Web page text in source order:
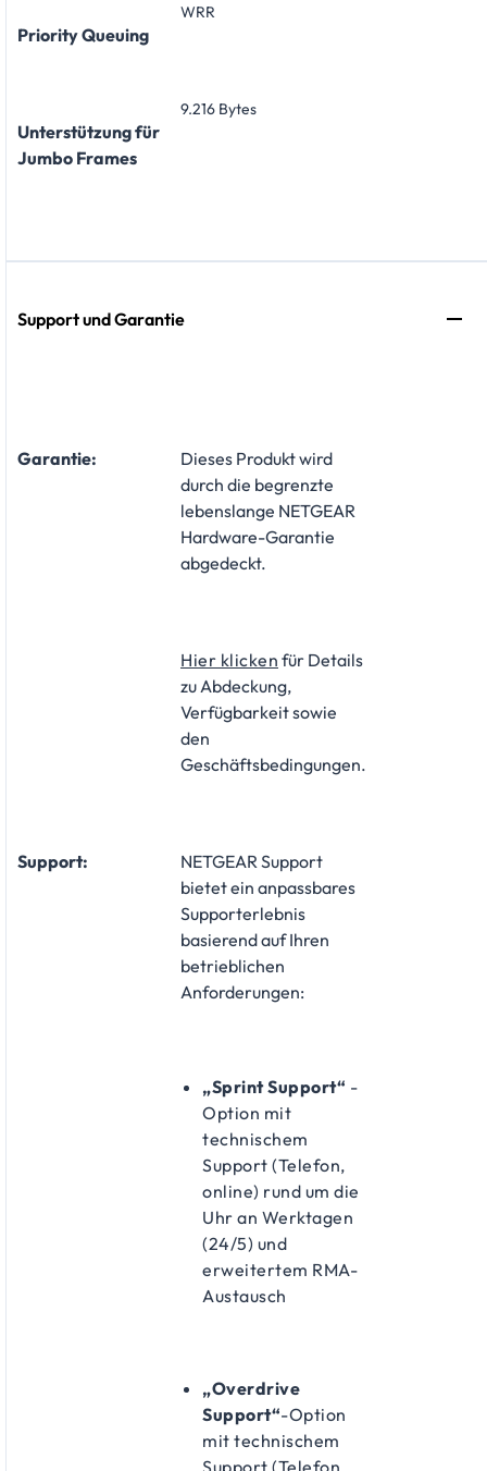
Priority Queuing
WRR
Unterstützung für
Jumbo Frames
9.216 Bytes
Support und Garantie
Garantie:
​Dieses Produkt wird
durch die begrenzte
lebenslange NETGEAR
Hardware-Garantie
abgedeckt.
Hier klicken für Details
zu Abdeckung,
Verfügbarkeit sowie
den
Geschäftsbedingungen.
Support:
NETGEAR Support
bietet ein anpassbares
Supporterlebnis
basierend auf Ihren
betrieblichen
Anforderungen:
„Sprint Support“ -
Option mit
technischem
Support (Telefon,
online) rund um die
Uhr an Werktagen
(24/5) und
erweitertem RMA-
Austausch
„Overdrive
Support“-Option
mit technischem
Support (Telefon,